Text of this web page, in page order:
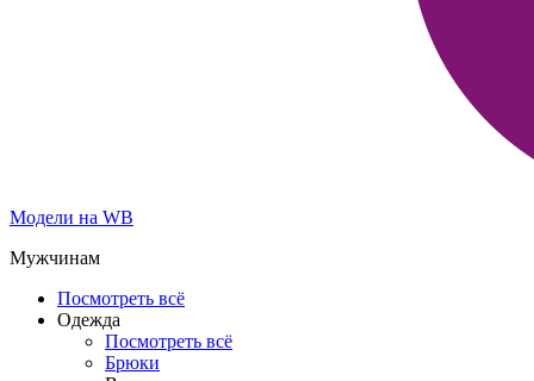
Модели на WB
Мужчинам
Посмотреть всё
Одежда
Посмотреть всё
Брюки